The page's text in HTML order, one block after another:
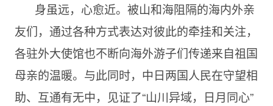
身虽远，心愈近。被山和海阻隔的海内外亲
友们，通过各种方式表达对彼此的牵挂和关注，
各驻外大使馆也不断向海外游子们传递来自祖国
母亲的温暖。与此同时，中日两国人民在守望相
助、互通有无中，见证了“山川异域，日月同心”